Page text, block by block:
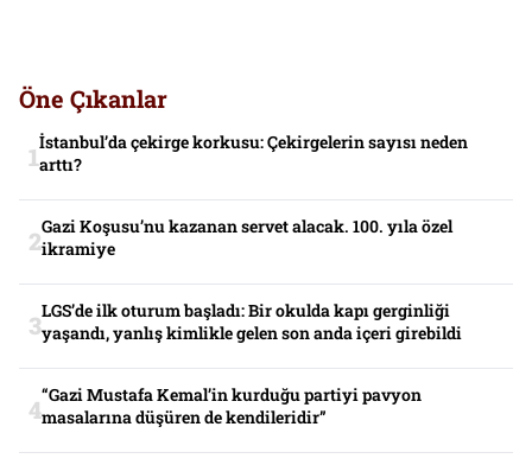
Öne Çıkanlar
İstanbul’da çekirge korkusu: Çekirgelerin sayısı neden
arttı?
Gazi Koşusu’nu kazanan servet alacak. 100. yıla özel
ikramiye
LGS’de ilk oturum başladı: Bir okulda kapı gerginliği
yaşandı, yanlış kimlikle gelen son anda içeri girebildi
“Gazi Mustafa Kemal’in kurduğu partiyi pavyon
masalarına düşüren de kendileridir”